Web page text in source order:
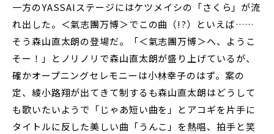
一方のYASSAIステージにはケツメイシの「さくら」が流
れ出した。＜氣志團万博＞でこの曲（!?）といえば……
そう森山直太朗の登場だ。「＜氣志團万博＞へ、ようこ
そー！」とノリノリで森山直太朗が盛り上げているが、
確かオープニングセレモニーは小林幸子のはず。案の
定、綾小路翔が出てきて制するも森山直太朗はどうして
も歌いたいようで「じゃあ短い曲を」とアコギを片手に
タイトルに反した美しい曲「うんこ」を熱唱、拍手と笑